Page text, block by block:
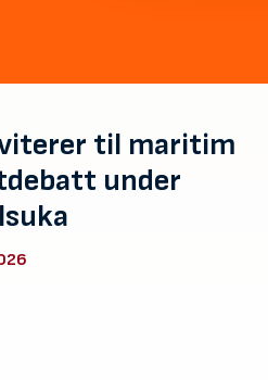
til maritim
under